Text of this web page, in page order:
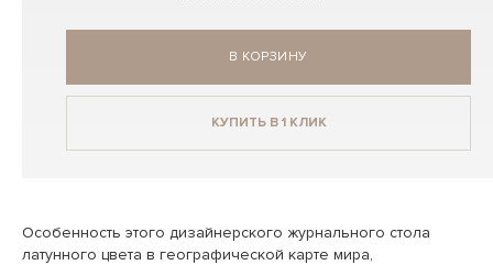
В КОРЗИНУ
КУПИТЬ В 1 КЛИК
Особенность этого дизайнерского журнального стола
латунного цвета в географической карте мира,